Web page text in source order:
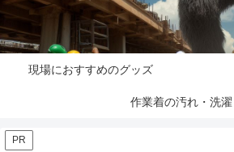
現場におすすめのグッズ
作業着の汚れ・洗濯
PR